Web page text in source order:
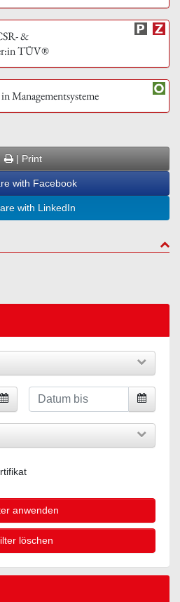
&
TÜV®
Managementsysteme
| Print
with Facebook
with LinkedIn
to
anwenden
löschen